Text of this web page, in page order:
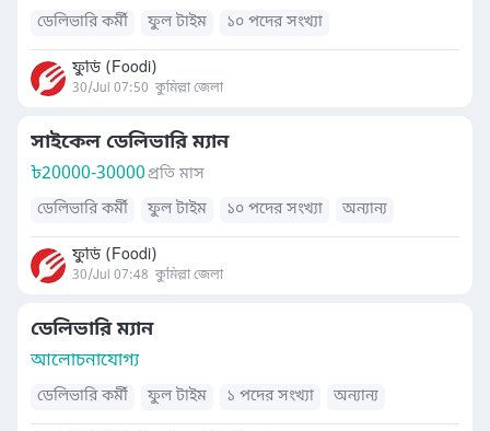
ডেলিভারি কর্মী
ফুল টাইম ১০ পদের সংখ্যা
ফুডি (Foodi)
30/Jul 07:50 কুমিল্লা জেলা
সাইকেল ডেলিভারি ম্যান
৳20000-30000প্রতি মাস
ডেলিভারি কর্মী
ফুল টাইম ১০ পদের সংখ্যা অন্যান্য
ফুডি (Foodi)
30/Jul 07:48 কুমিল্লা জেলা
ডেলিভারি ম্যান
আলোচনাযোগ্য
ডেলিভারি কর্মী ফুল টাইম ১ পদের সংখ্যা অন্যান্য